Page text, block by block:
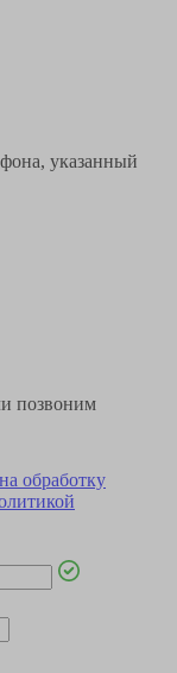
указанный
позвоним
обработку